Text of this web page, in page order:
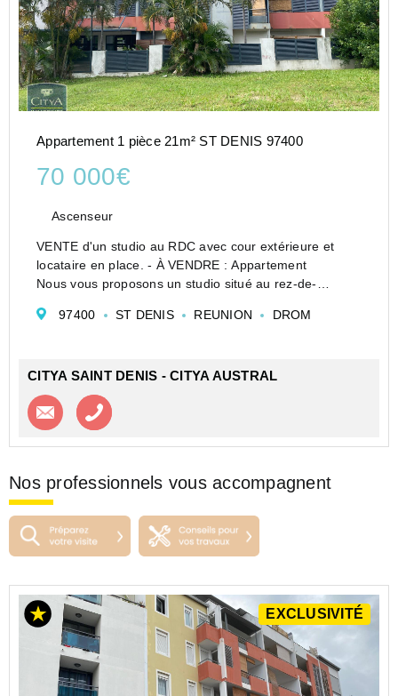
Appartement 1 pièce 21m² ST DENIS 97400
70 000€
Ascenseur
VENTE d'un studio au RDC avec cour extérieure et
locataire en place. - À VENDRE : Appartement
Nous vous proposons un studio situé au rez-de-
besoins d'un investisseur ou d'un premier achat. Ce
97400 ST DENIS REUNION DROM
CITYA SAINT DENIS - CITYA AUSTRAL
Contacter l'agence
Nos professionnels vous accompagnent
EXCLUSIVITÉ